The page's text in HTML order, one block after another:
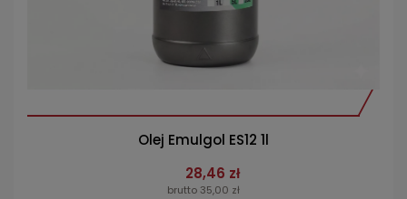
Olej Emulgol ES12 1l
28,46 zł
brutto 35,00 zł